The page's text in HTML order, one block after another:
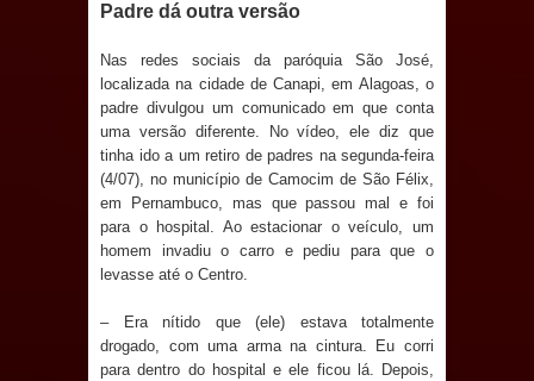
Nota de pesar: Câmara de Marí
lamenta a morte da ex-vereadora
Neta do Sindicato
Prefeito Major Sidnei busca em
Acolhida e CRAS de Sapé
Padre dá outra versão
Nas redes sociais da paróquia São José,
localizada na cidade de Canapi, em Alagoas, o
padre divulgou um comunicado em que conta
uma versão diferente. No vídeo, ele diz que
tinha ido a um retiro de padres na segunda-feira
(4/07), no município de Camocim de São Félix,
em Pernambuco, mas que passou mal e foi
para o hospital. Ao estacionar o veículo, um
homem invadiu o carro e pediu para que o
levasse até o Centro.
– Era nítido que (ele) estava totalmente
drogado, com uma arma na cintura. Eu corri
para dentro do hospital e ele ficou lá. Depois,